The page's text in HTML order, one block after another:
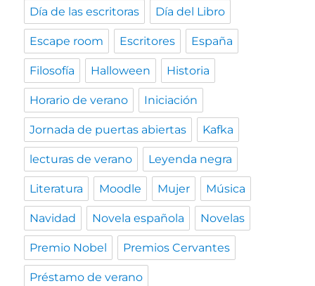
Día de las escritoras Día del Libro
Escape room Escritores España
Filosofía Halloween Historia
Horario de verano Iniciación
Jornada de puertas abiertas Kafka
lecturas de verano Leyenda negra
Literatura Moodle Mujer Música
Navidad Novela española Novelas
Premio Nobel Premios Cervantes
Préstamo de verano